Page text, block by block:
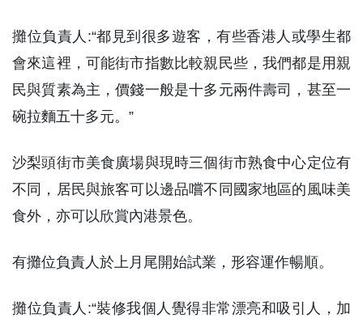
攤位負責人:“都見到很多遊客，有些香港人或學生都
會來這裡，可能街市指數比較親民些，我們都是用親
民與質素為主，價錢一般是十多元兩件壽司，甚至一
碗拉麵五十多元。”
沙梨頭街市美食廣場與現時三個街市熟食中心定位有
不同，居民與旅客可以邊品嚐不同國家地區的風味美
食外，亦可以欣賞內港景色。
有攤位負責人於上月尾開始試業，形容運作暢順。
攤位負責人:“裝修我個人覺得非常漂亮和吸引人，加